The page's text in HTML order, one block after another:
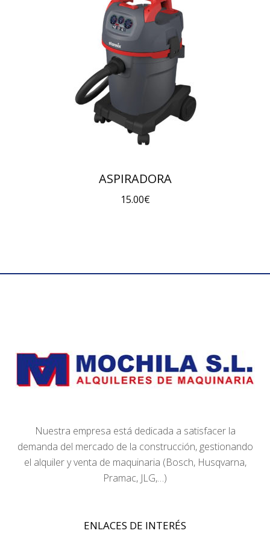
ASPIRADORA
15.00€
Nuestra empresa está dedicada a satisfacer la
demanda del mercado de la construcción, gestionando
el alquiler y venta de maquinaria (Bosch, Husqvarna,
Pramac, JLG,…)
ENLACES DE INTERÉS